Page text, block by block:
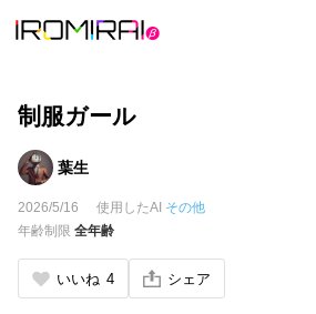
制服ガール
葉生
2026/5/16 使用したAI その他
年齢制限 全年齢
いいね 4 シェア